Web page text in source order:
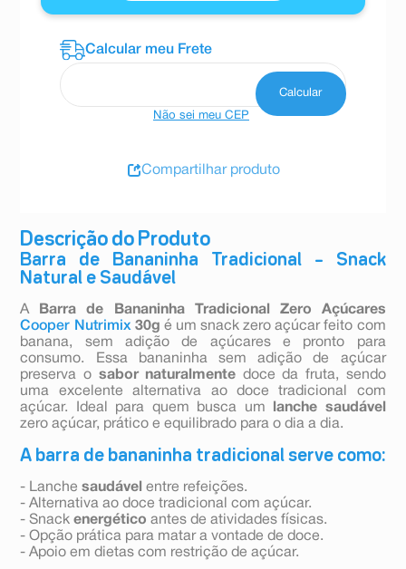
Descrição do Produto
Barra de Bananinha Tradicional – Snack
Natural e Saudável
A
Barra de Bananinha Tradicional Zero Açúcares
Cooper Nutrimix 30g é um snack zero açúcar feito com
banana, sem adição de açúcares e pronto para
consumo. Essa bananinha sem adição de açúcar
preserva o sabor naturalmente doce da fruta, sendo
uma excelente alternativa ao doce tradicional com
açúcar. Ideal para quem busca um
lanche saudável
zero açúcar, prático e equilibrado para o dia a dia.
A barra de bananinha tradicional serve como:
- Lanchesaudável entre refeições.
- Alternativa ao doce tradicional com açúcar.
- Snackenergético antes de atividades físicas.
- Opção prática para matar a vontade de doce.
- Apoio em dietas com restrição de açúcar.
Não sei meu CEP
Compartilhar produto